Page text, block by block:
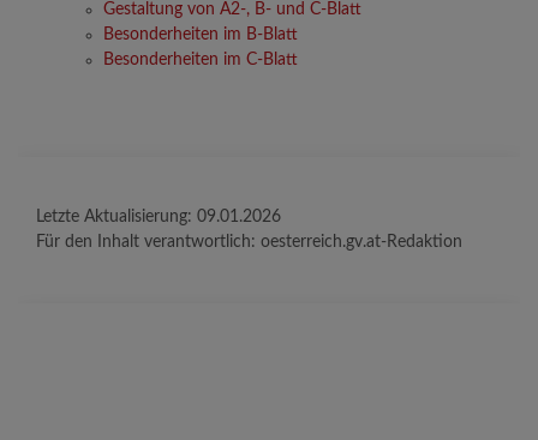
Gestaltung von A2-, B- und C-Blatt
Besonderheiten im B-Blatt
Besonderheiten im C-Blatt
Letzte Aktualisierung: 09.01.2026
Für den Inhalt verantwortlich: oesterreich.gv.at-Redaktion